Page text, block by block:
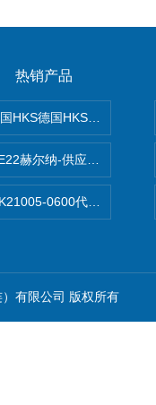
热销产品
HKS德国HKS液压旋转摆
赫尔纳-供应
0600代理德国MK
有限公司 版权所有